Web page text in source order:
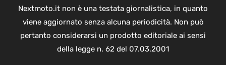
Nextmoto.it non è una testata giornalistica, in quanto
viene aggiornato senza alcuna periodicità. Non può
pertanto considerarsi un prodotto editoriale ai sensi
della legge n. 62 del 07.03.2001